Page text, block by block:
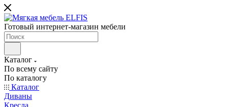
Готовый интернет-магазин мебели
Каталог
По всему сайту
По каталогу
Каталог
Диваны
Кресла